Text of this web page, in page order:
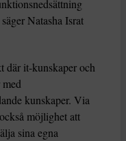
Natasha Israt
där it-kunskaper och
kunskaper. Via
möjlighet att
sina egna